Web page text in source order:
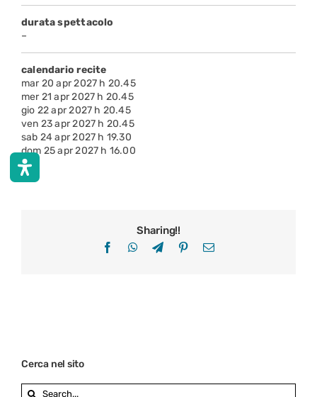
durata spettacolo
–
calendario recite
mar 20 apr 2027 h 20.45
mer 21 apr 2027 h 20.45
gio 22 apr 2027 h 20.45
ven 23 apr 2027 h 20.45
sab 24 apr 2027 h 19.30
dom 25 apr 2027 h 16.00
Sharing!!
FacebookWhatsApp
TelegramPinterestEmail
Cerca nel sito
Search